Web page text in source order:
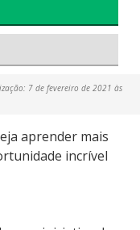
7 de fevereiro de 2021 às
aprender mais
incrível